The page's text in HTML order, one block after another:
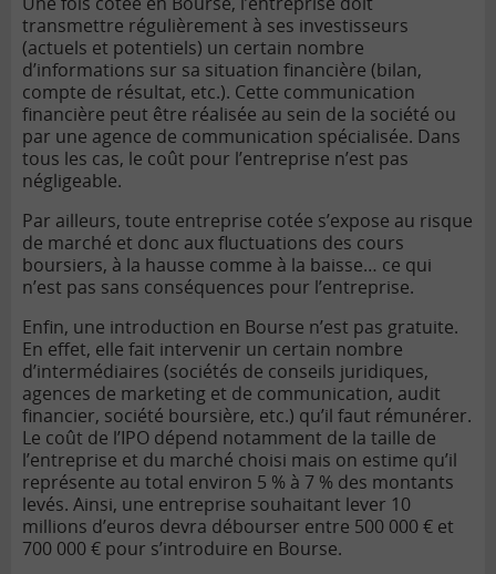
transmettre régulièrement à ses investisseurs
(actuels et potentiels) un certain nombre
d’informations sur sa situation financière (bilan,
compte de résultat, etc.). Cette communication
financière peut être réalisée au sein de la société ou
par une agence de communication spécialisée. Dans
tous les cas, le coût pour l’entreprise n’est pas
négligeable.
Par ailleurs, toute entreprise cotée s’expose au risque
de marché et donc aux fluctuations des cours
boursiers, à la hausse comme à la baisse… ce qui
n’est pas sans conséquences pour l’entreprise.
Enfin, une introduction en Bourse n’est pas gratuite.
En effet, elle fait intervenir un certain nombre
d’intermédiaires (sociétés de conseils juridiques,
agences de marketing et de communication, audit
financier, société boursière, etc.) qu’il faut rémunérer.
Le coût de l’IPO dépend notamment de la taille de
l’entreprise et du marché choisi mais on estime qu’il
représente au total environ 5 % à 7 % des montants
levés. Ainsi, une entreprise souhaitant lever 10
millions d’euros devra débourser entre 500 000 € et
700 000 € pour s’introduire en Bourse.